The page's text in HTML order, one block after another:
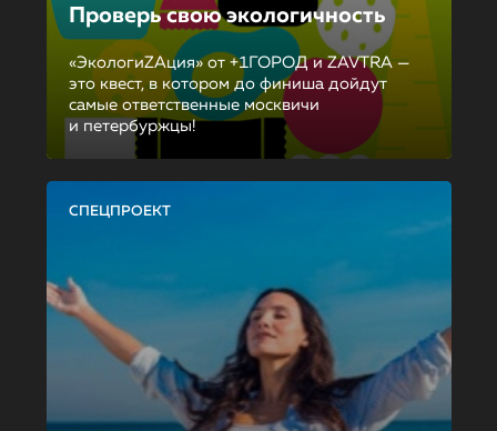
Проверь свою экологичность
«ЭкологиZAция» от +1ГОРОД и ZAVTRA —
это квест, в котором до финиша дойдут
самые ответственные москвичи
и петербуржцы!
СПЕЦПРОЕКТ